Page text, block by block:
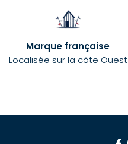
Marque française
Localisée sur la côte Ouest